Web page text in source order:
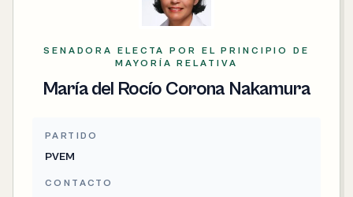
SENADORA ELECTA POR EL PRINCIPIO DE
MAYORÍA RELATIVA
María del Rocío Corona Nakamura
PARTIDO
PVEM
CONTACTO